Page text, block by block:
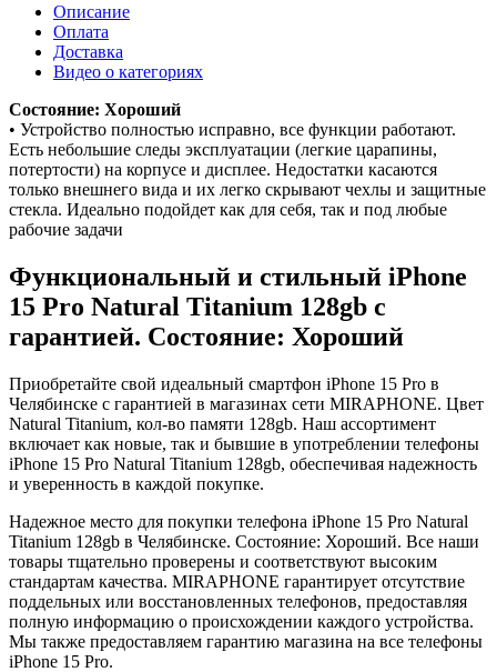
Описание
Оплата
Доставка
Видео о категориях
Состояние: Хороший
• Устройство полностью исправно, все функции работают.
Есть небольшие следы эксплуатации (легкие царапины,
потертости) на корпусе и дисплее. Недостатки касаются
только внешнего вида и их легко скрывают чехлы и защитные
стекла. Идеально подойдет как для себя, так и под любые
рабочие задачи
Функциональный и стильный iPhone
15 Pro Natural Titanium 128gb с
гарантией. Состояние: Хороший
Приобретайте свой идеальный смартфон iPhone 15 Pro в
Челябинске с гарантией в магазинах сети MIRAPHONE. Цвет
Natural Titanium, кол-во памяти 128gb. Наш ассортимент
включает как новые, так и бывшие в употреблении телефоны
iPhone 15 Pro Natural Titanium 128gb, обеспечивая надежность
и уверенность в каждой покупке.
Надежное место для покупки телефона iPhone 15 Pro Natural
Titanium 128gb в Челябинске. Состояние: Хороший. Все наши
товары тщательно проверены и соответствуют высоким
стандартам качества. MIRAPHONE гарантирует отсутствие
поддельных или восстановленных телефонов, предоставляя
полную информацию о происхождении каждого устройства.
Мы также предоставляем гарантию магазина на все телефоны
iPhone 15 Pro.